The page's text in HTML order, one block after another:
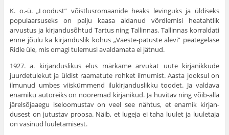
K. o.-ü. „Loodust” võistlusromaanide heaks levinguks ja üldiseks
populaarsuseks on palju kaasa aidanud võrd­lemisi heatahtlik
arvustus ja kirjandusõhtud Tartus ning Tallinnas. Tallinnas korraldati
enne jõulu ka kirjanduslik kohus „Vaeste-patuste alevi” peategelase
Ridle üle, mis omagi tulemusi avaldamata ei jätnud.
1927. a. kirjanduslikus elus märkame arvukat uute kirjanikkude
juurdetulekut ja üldist raamatute rohket ilmu­mist. Aasta jooksul on
ilmunud umbes viiskümmend ilukirjanduslikku toodet. Ja valdava
enamiku autoreiks on nooremad kirjanikud. Ja huvitav ning võib-alla
järelsõjaaegu iseloomustav on veel see nähtus, et enamik kirjan­
dusest on jutustav proosa. Näib, et lugeja ei taha luulet ja luuletaja
on väsinud luuletamisest.